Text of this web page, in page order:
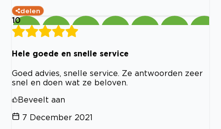
delen
10
Hele goede en snelle service
Goed advies, snelle service. Ze antwoorden zeer
snel en doen wat ze beloven.
Beveelt aan
7 December 2021